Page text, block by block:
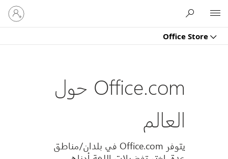
Office Store
تسجيل
الدخول
إلى
Office.com حول
العالم
يتوفر Office.com في بلدان/مناطق